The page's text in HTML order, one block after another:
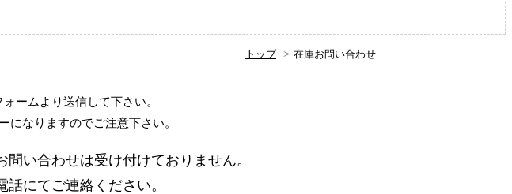
トップ 在庫お問い合わせ
ームより送信して下さい。
になりますのでご注意下さい。
い合わせは受け付けておりません。
にてご連絡ください。